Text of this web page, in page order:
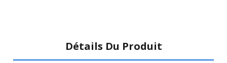
Détails Du Produit